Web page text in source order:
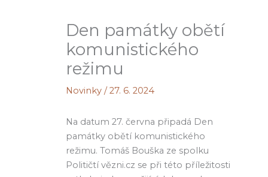
Den památky obětí
komunistického
režimu
Novinky /27. 6. 2024
Na datum 27. června připadá Den
památky obětí komunistického
režimu. Tomáš Bouška ze spolku
Političtí vězni.cz se při této příležitosti